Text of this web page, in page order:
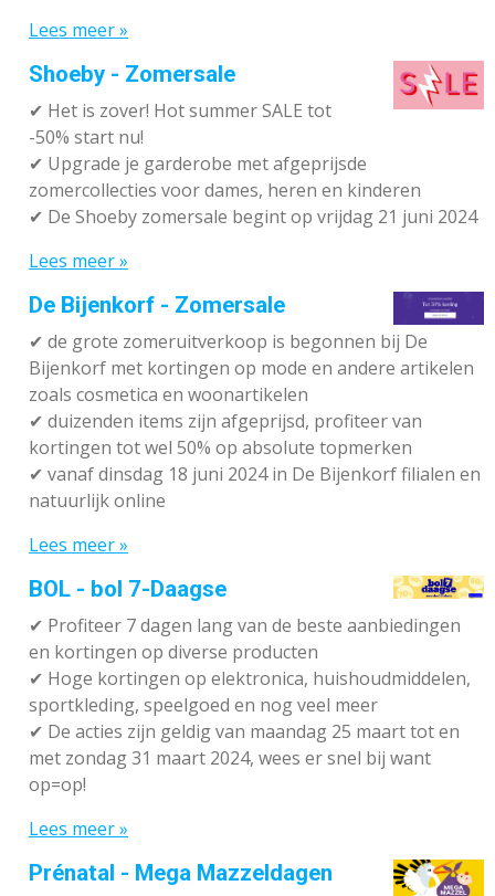
Lees meer »
Shoeby - Zomersale
✔ Het is zover! Hot summer SALE tot
-50% start nu!
✔ Upgrade je garderobe met afgeprijsde
zomercollecties voor dames, heren en kinderen
✔ De Shoeby zomersale begint op vrijdag 21 juni 2024
Lees meer »
De Bijenkorf - Zomersale
✔ de grote zomeruitverkoop is begonnen bij De
Bijenkorf met kortingen op mode en andere artikelen
zoals cosmetica en woonartikelen
✔ duizenden items zijn afgeprijsd, profiteer van
kortingen tot wel 50% op absolute topmerken
✔ vanaf dinsdag 18 juni 2024 in De Bijenkorf filialen en
natuurlijk online
Lees meer »
BOL - bol 7-Daagse
✔ Profiteer 7 dagen lang van de beste aanbiedingen
en kortingen op diverse producten
✔ Hoge kortingen op elektronica, huishoudmiddelen,
sportkleding, speelgoed en nog veel meer
✔ De acties zijn geldig van maandag 25 maart tot en
met zondag 31 maart 2024, wees er snel bij want
op=op!
Lees meer »
Prénatal - Mega Mazzeldagen